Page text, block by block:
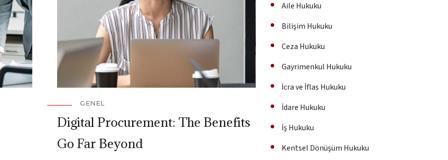
GENEL
Digital Procurement: The Benefits
Go Far Beyond
Aile Hukuku
Bilişim Hukuku
Ceza Hukuku
Gayrimenkul Hukuku
İcra ve İflas Hukuku
İdare Hukuku
İş Hukuku
Kentsel Dönüşüm Hukuku